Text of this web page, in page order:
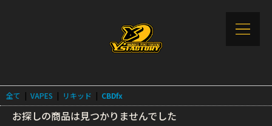
全て | VAPES | リキッド | CBDfx
お探しの商品は見つかりませんでした